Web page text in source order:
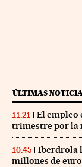
ÚLTIMAS
11:21
El empleo
trimestre por la
10:45
Iberdrola
millones de